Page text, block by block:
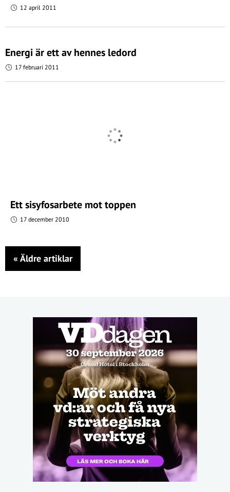
12 april 2011
Energi är ett av hennes ledord
17 februari 2011
Ett sisyfosarbete mot toppen
17 december 2010
« Äldre artiklar